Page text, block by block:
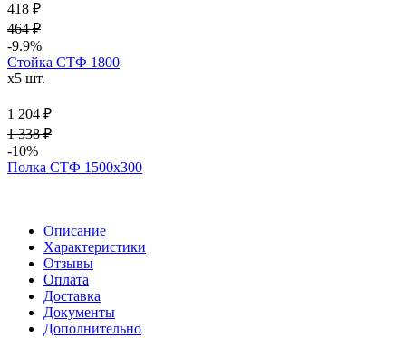
418 ₽
464 ₽
-9.9%
Стойка СТФ 1800
x5 шт.
1 204 ₽
1 338 ₽
-10%
Полка СТФ 1500х300
Описание
Характеристики
Отзывы
Оплата
Доставка
Документы
Дополнительно